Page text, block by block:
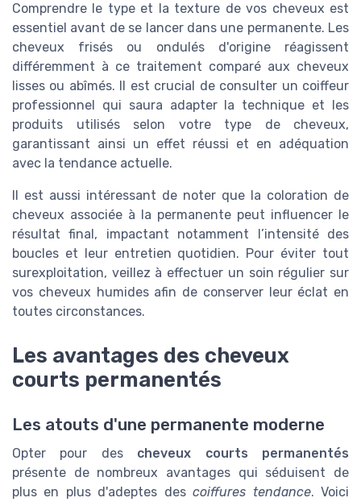
Comprendre le type et la texture de vos cheveux est
essentiel avant de se lancer dans une permanente. Les
cheveux frisés ou ondulés d'origine réagissent
différemment à ce traitement comparé aux cheveux
lisses ou abîmés. Il est crucial de consulter un coiffeur
professionnel qui saura adapter la technique et les
produits utilisés selon votre type de cheveux,
garantissant ainsi un effet réussi et en adéquation
avec la tendance actuelle.
Il est aussi intéressant de noter que la coloration de
cheveux associée à la permanente peut influencer le
résultat final, impactant notamment l’intensité des
boucles et leur entretien quotidien. Pour éviter tout
surexploitation, veillez à effectuer un soin régulier sur
vos cheveux humides afin de conserver leur éclat en
toutes circonstances.
Les avantages des cheveux
courts permanentés
Les atouts d'une permanente moderne
Opter pour des cheveux courts permanentés
présente de nombreux avantages qui séduisent de
plus en plus d'adeptes descoiffures tendance. Voici